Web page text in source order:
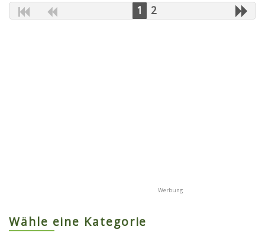
1 2
Wähle eine Kategorie